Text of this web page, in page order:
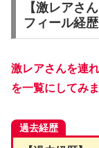
【激レアさ
フィール経
激レアさんを連
を一覧にしてみま
過去経歴